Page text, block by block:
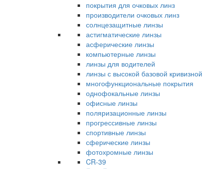
покрытия для очковых линз
производители очковых линз
солнцезащитные линзы
астигматические линзы
асферические линзы
компьютерные линзы
линзы для водителей
линзы с высокой базовой кривизной
многофункциональные покрытия
однофокальные линзы
офисные линзы
поляризационные линзы
прогрессивные линзы
спортивные линзы
сферические линзы
фотохромные линзы
CR-39